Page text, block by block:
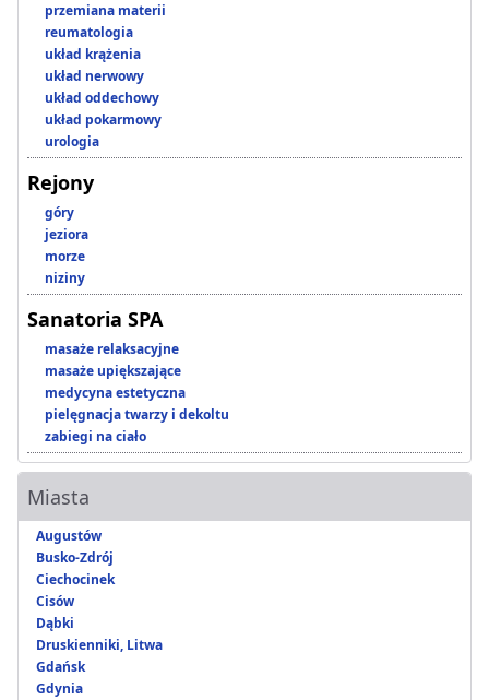
przemiana materii
reumatologia
układ krążenia
układ nerwowy
układ oddechowy
układ pokarmowy
urologia
Rejony
góry
jeziora
morze
niziny
Sanatoria SPA
masaże relaksacyjne
masaże upiększające
medycyna estetyczna
pielęgnacja twarzy i dekoltu
zabiegi na ciało
Miasta
Augustów
Busko-Zdrój
Ciechocinek
Cisów
Dąbki
Druskienniki, Litwa
Gdańsk
Gdynia